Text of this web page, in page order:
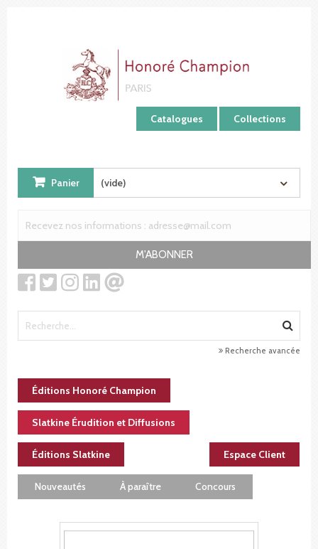
Catalogues Collections
Panier (vide)
M'ABONNER
Recherche avancée
Éditions Honoré Champion
Slatkine Érudition et Diffusions
Éditions Slatkine Espace Client
Nouveautés À paraître Concours